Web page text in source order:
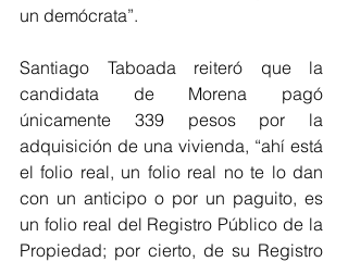
un demócrata”.
Santiago Taboada reiteró que la
candidata de Morena pagó
únicamente 339 pesos por la
adquisición de una vivienda, “ahí está
el folio real, un folio real no te lo dan
con un anticipo o por un paguito, es
un folio real del Registro Público de la
Propiedad; por cierto, de su Registro